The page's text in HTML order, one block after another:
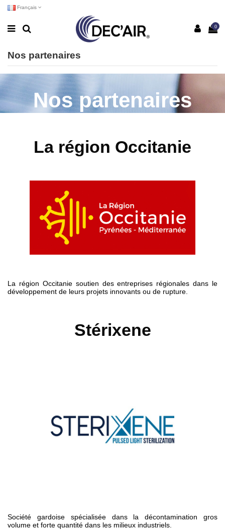
Français
0
Nos partenaires
Nos partenaires
La région Occitanie
La région Occitanie soutien des entreprises régionales dans le
développement de leurs projets innovants ou de rupture.
Stérixene
Société gardoise spécialisée dans la décontamination gros
volume et forte quantité dans les milieux industriels.